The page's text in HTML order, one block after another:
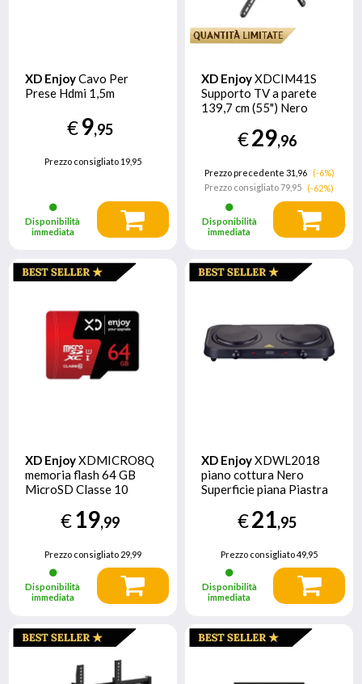
XD EnjoyCavo Per
Prese Hdmi 1,5m
€9,95
Prezzo consigliato19,95
Disponibilità
immediata
XD EnjoyXDCIM41S
Supporto TV a parete
139,7 cm (55") Nero
€29,96
Prezzo precedente 31,96
(-6%)
Prezzo consigliato79,95 (-62%)
Disponibilità
immediata
XD EnjoyXDMICRO8Q
memoria flash 64 GB
MicroSD Classe 10
€19,99
Prezzo consigliato29,99
Disponibilità
immediata
XD EnjoyXDWL2018
piano cottura Nero
Superficie piana Piastra
€21,95
Prezzo consigliato49,95
Disponibilità
immediata